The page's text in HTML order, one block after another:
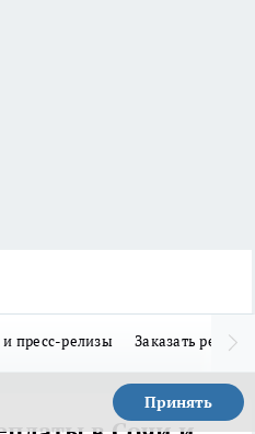
пресс-релизы Заказать
Принять